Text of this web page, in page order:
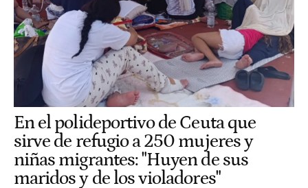
En el polideportivo de Ceuta que
sirve de refugio a 250 mujeres y
niñas migrantes: "Huyen de sus
maridos y de los violadores"